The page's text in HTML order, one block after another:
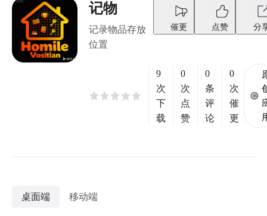
记物
记录物品存放
位置
催更 点赞 分
9
次
下
载
0
次
点
赞
0
条
评
论
0
次
催
更
桌面端 移动端